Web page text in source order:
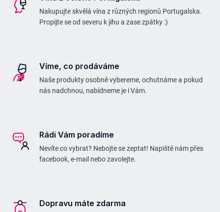
r
v
ý
p
Nakupujte skvělá vína z různých regionů Portugalska.
Propijte se od severu k jihu a zase zpátky :)
Víme, co prodáváme
Naše produkty osobně vybereme, ochutnáme a pokud
nás nadchnou, nabídneme je i Vám.
Rádi Vám poradíme
Nevíte co vybrat? Nebojte se zeptat! Napiště nám přes
facebook, e-mail nebo zavolejte.
Dopravu máte zdarma